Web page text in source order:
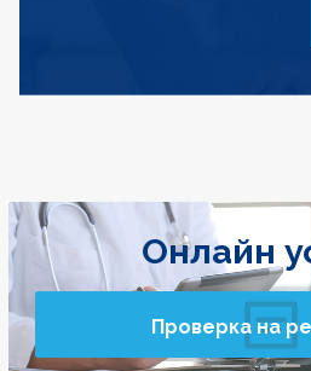
Онлайн
Проверка на